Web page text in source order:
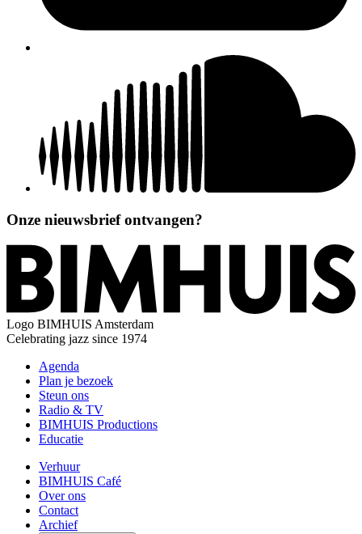
Onze nieuwsbrief ontvangen?
Logo BIMHUIS Amsterdam
Celebrating jazz since 1974
Agenda
Plan je bezoek
Steun ons
Radio & TV
BIMHUIS Productions
Educatie
Verhuur
BIMHUIS Café
Over ons
Contact
Archief